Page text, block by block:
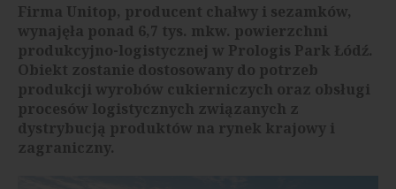
Firma Unitop, producent chałwy i sezamków,
wynajęła ponad 6,7 tys. mkw. powierzchni
produkcyjno-logistycznej w Prologis Park Łódź.
Obiekt zostanie dostosowany do potrzeb
produkcji wyrobów cukierniczych oraz obsługi
procesów logistycznych związanych z
dystrybucją produktów na rynek krajowy i
zagraniczny.